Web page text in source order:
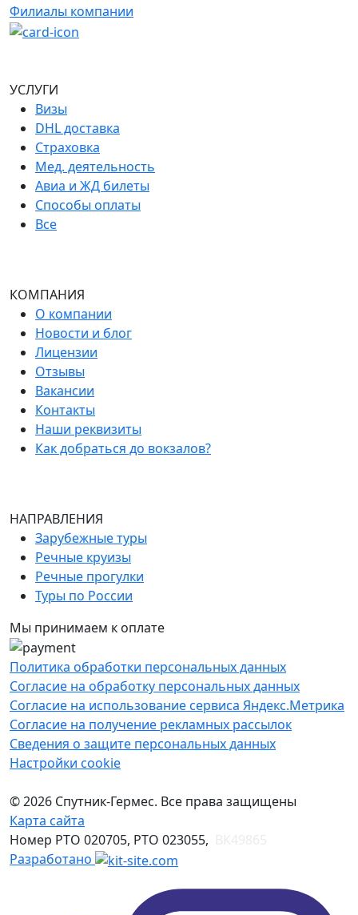
УСЛУГИ
Визы
DHL доставка
Страховка
Мед. деятельность
Авиа и ЖД билеты
Способы оплаты
Все
КОМПАНИЯ
О компании
Новости и блог
Лицензии
Отзывы
Вакансии
Контакты
Наши реквизиты
Как добраться до вокзалов?
НАПРАВЛЕНИЯ
Зарубежные туры
Речные круизы
Речные прогулки
Туры по России
Мы принимаем к оплате
Филиалы компании
Политика обработки персональных данных
Согласие на обработку персональных данных
Согласие на использование сервиса Яндекс.Метрика
Согласие на получение рекламных рассылок
Сведения о защите персональных данных
Настройки cookie
© 2026 Спутник-Гермес. Все права защищены
Карта сайта
Номер РТО 020705, РТО 023055,
Разработано